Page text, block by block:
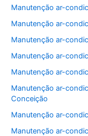
Manutenção ar-
Manutenção ar-
Manutenção ar-
Manutenção ar-
Manutenção ar-
Manutenção ar-
Conceição
Manutenção ar-
Manutenção ar-